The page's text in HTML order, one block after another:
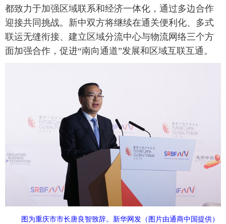
都致力于加强区域联系和经济一体化，通过多边合作
迎接共同挑战。新中双方将继续在通关便利化、多式
联运无缝衔接、建立区域分流中心与物流网络三个方
面加强合作，促进“南向通道”发展和区域互联互通。
图为重庆市市长唐良智致辞。 新华网发（图片由通商中国提供）